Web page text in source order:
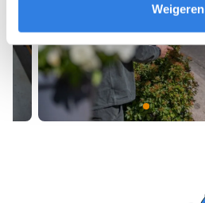
Weigeren